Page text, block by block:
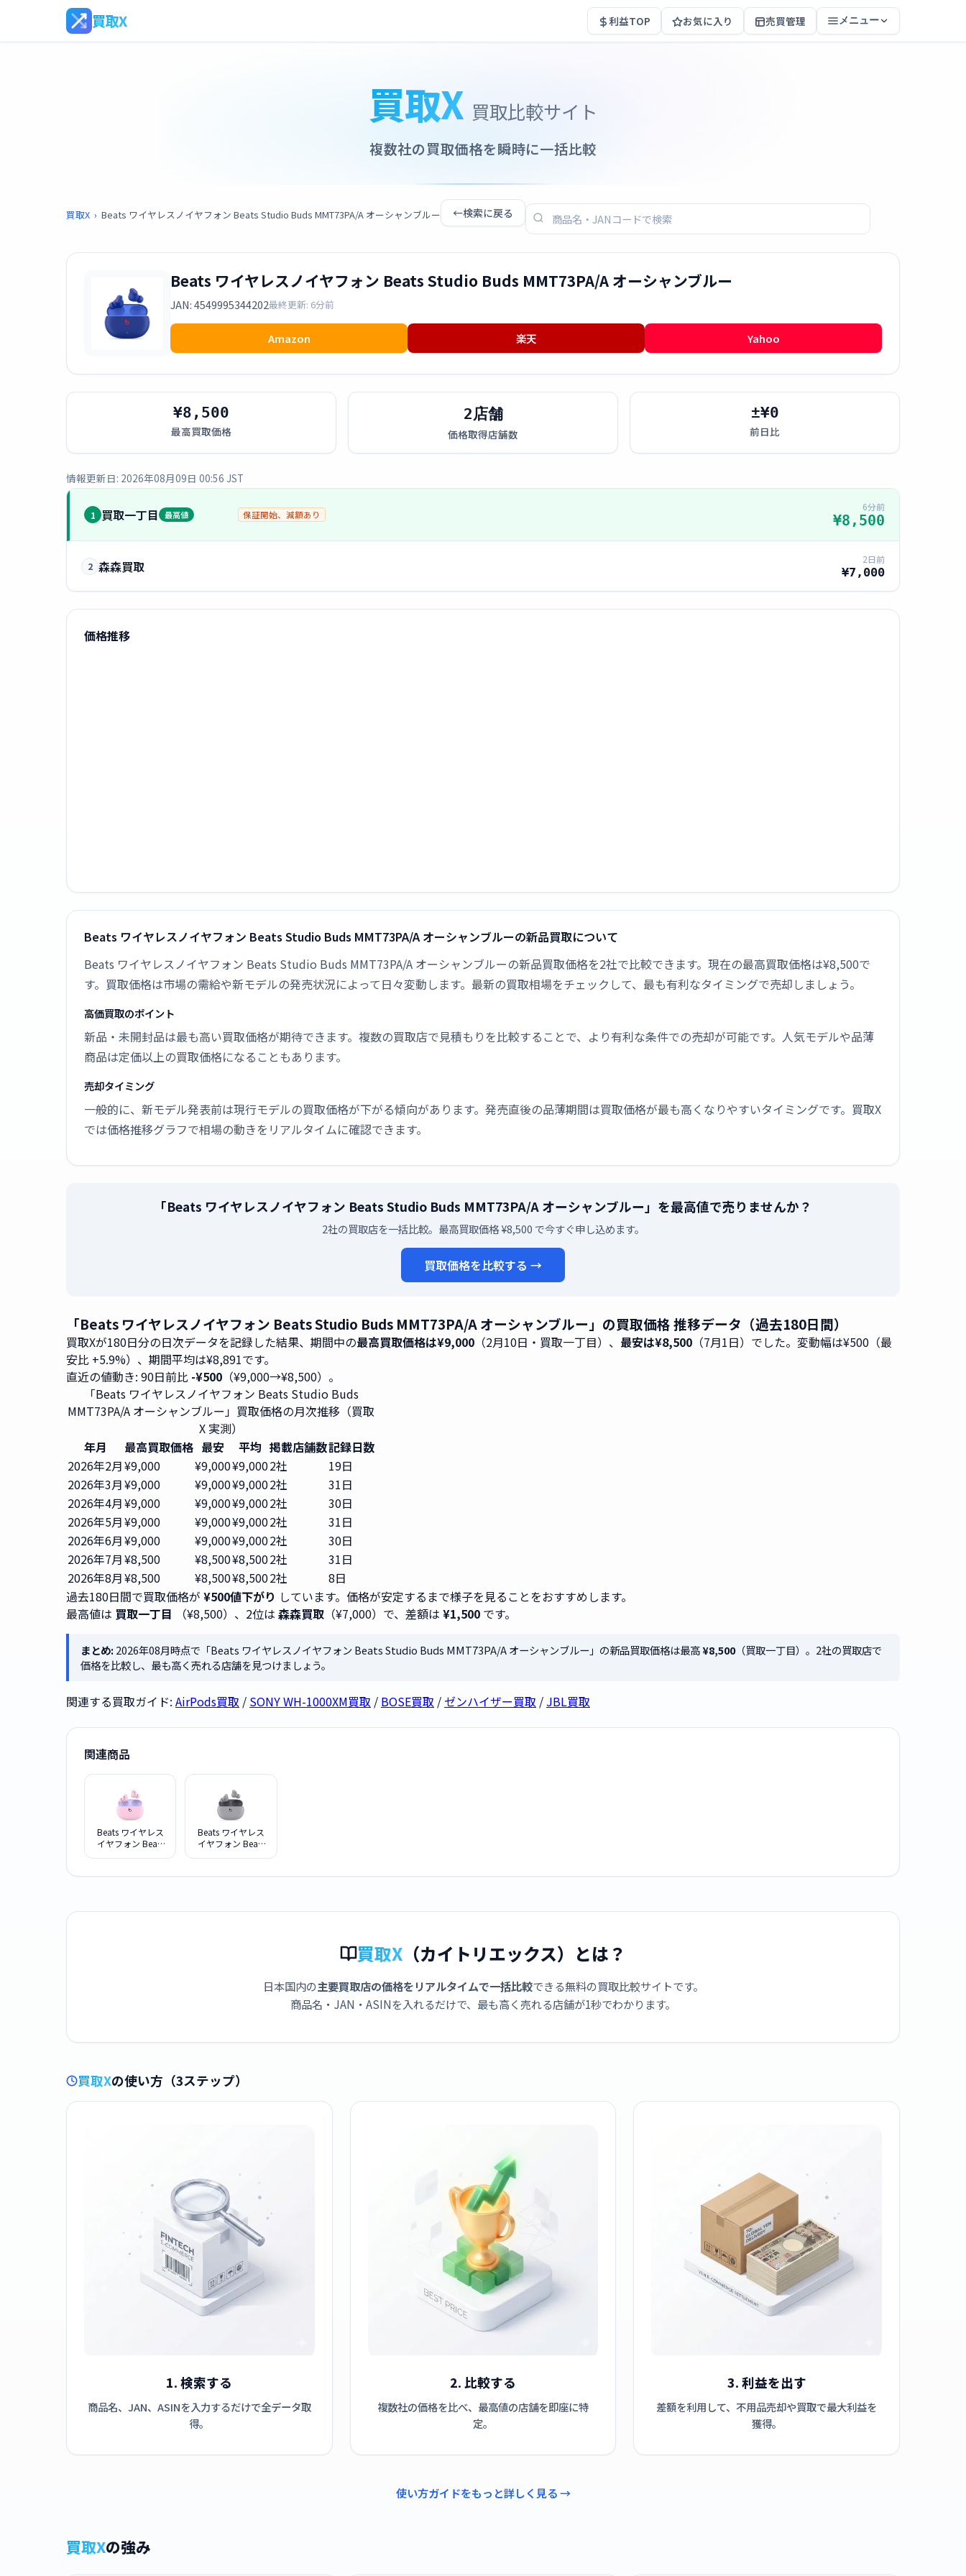
買取X 利益TOP お気に入り 売買管理 メニュー
買取X 買取比較サイト
複数社の買取価格を瞬時に一括比較
買取X › Beats ワイヤレスノイヤフォン Beats Studio Buds MMT73PA/A オーシャンブルー ←検索に戻る
Beats ワイヤレスノイヤフォン Beats Studio Buds MMT73PA/A オーシャンブルー
JAN: 4549995344202最終更新: 6分前
Amazon 楽天 Yahoo
¥8,500
最高買取価格
2店舗
価格取得店舗数
±¥0
前日比
情報更新日: 2026年08月09日 00:56 JST
1 買取一丁目 最高値 保証開始、減額あり
6分前
¥8,500
2 森森買取 2日前
¥7,000
価格推移
Beats ワイヤレスノイヤフォン Beats Studio Buds MMT73PA/A オーシャンブルーの新品買取について
Beats ワイヤレスノイヤフォン Beats Studio Buds MMT73PA/A オーシャンブルーの新品買取価格を2社で比較できます。現在の最高買取価格は¥8,500で
す。買取価格は市場の需給や新モデルの発売状況によって日々変動します。最新の買取相場をチェックして、最も有利なタイミングで売却しましょう。
高価買取のポイント
新品・未開封品は最も高い買取価格が期待できます。複数の買取店で見積もりを比較することで、より有利な条件での売却が可能です。人気モデルや品薄
商品は定価以上の買取価格になることもあります。
売却タイミング
一般的に、新モデル発表前は現行モデルの買取価格が下がる傾向があります。発売直後の品薄期間は買取価格が最も高くなりやすいタイミングです。買取X
では価格推移グラフで相場の動きをリアルタイムに確認できます。
「Beats ワイヤレスノイヤフォン Beats Studio Buds MMT73PA/A オーシャンブルー」を最高値で売りませんか？
2社の買取店を一括比較。最高買取価格 ¥8,500 で今すぐ申し込めます。
買取価格を比較する →
「Beats ワイヤレスノイヤフォン Beats Studio Buds MMT73PA/A オーシャンブルー」の買取価格 推移データ（過去180日間）
買取Xが180日分の日次データを記録した結果、期間中の最高買取価格は¥9,000 （2月10日・買取一丁目）、 最安は¥8,500 （7月1日）でした。変動幅は¥500（最
安比 +5.9%）、期間平均は¥8,891です。
直近の値動き: 90日前比 -¥500 （¥9,000→¥8,500）。
「Beats ワイヤレスノイヤフォン Beats Studio Buds
MMT73PA/A オーシャンブルー」買取価格の月次推移（買取
X 実測）
年月
最高買取価格 最安 平均 掲載店舗数記録日数
2026年2月¥9,000 ¥9,000¥9,0002社
19日
2026年3月¥9,000 ¥9,000¥9,0002社
31日
2026年4月¥9,000 ¥9,000¥9,0002社
30日
2026年5月¥9,000 ¥9,000¥9,0002社
31日
2026年6月¥9,000 ¥9,000¥9,0002社
30日
2026年7月¥8,500 ¥8,500¥8,5002社
31日
2026年8月¥8,500 ¥8,500¥8,5002社
8日
過去180日間で買取価格が ¥500値下がり しています。価格が安定するまで様子を見ることをおすすめします。
最高値は 買取一丁目 （¥8,500）、2位は 森森買取 （¥7,000）で、差額は ¥1,500 です。
まとめ:2026年08月時点で「Beats ワイヤレスノイヤフォン Beats Studio Buds MMT73PA/A オーシャンブルー」の新品買取価格は最高¥8,500（買取一丁目）。2社の買取店で
価格を比較し、最も高く売れる店舗を見つけましょう。
関連する買取ガイド: AirPods買取 / SONY WH-1000XM買取 / BOSE買取 / ゼンハイザー買取 / JBL買取
関連商品
Beats ワイヤレス
イヤフォン Beats
セットピンク
Beats ワイヤレス
イヤフォン Beats
ングレイ
買取X （カイトリエックス）とは？
日本国内の主要買取店の価格をリアルタイムで一括比較できる無料の買取比較サイトです。
商品名・JAN・ASINを入れるだけで、最も高く売れる店舗が1秒でわかります。
買取Xの使い方（3ステップ）
1. 検索する
商品名、JAN、ASINを入力するだけで全データ取
得。
2. 比較する
複数社の価格を比べ、最高値の店舗を即座に特
定。
3. 利益を出す
差額を利用して、不用品売却や買取で最大利益を
獲得。
使い方ガイドをもっと詳しく見る →
買取Xの強み